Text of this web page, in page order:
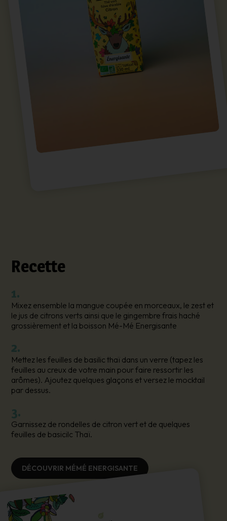
Recette
1.
Mixez ensemble la mangue coupée en morceaux, le zest et
le jus de citrons verts ainsi que le gingembre frais haché
grossièrement et la boisson Mé-Mé Energisante
2.
Mettez les feuilles de basilic thaï dans un verre (tapez les
feuilles au creux de votre main pour faire ressortir les
arômes). Ajoutez quelques glaçons et versez le mocktail
par dessus.
3.
Garnissez de rondelles de citron vert et de quelques
feuilles de basicilc Thaï.
DÉCOUVRIR MÉMÉ ENERGISANTE